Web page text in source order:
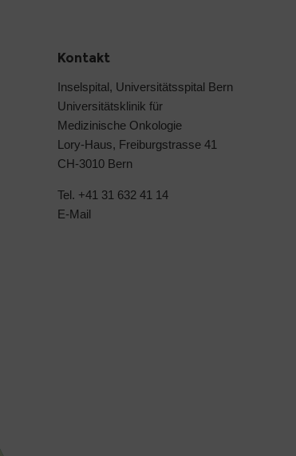
Kontakt
Inselspital, Universitätsspital Bern
Universitätsklinik für
Medizinische Onkologie
Lory-Haus, Freiburgstrasse 41
CH-3010 Bern
Tel. +41 31 632 41 14
E-Mail